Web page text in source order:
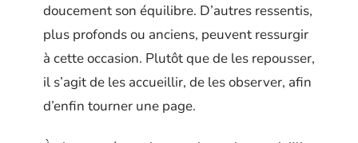
doucement son équilibre. D’autres ressentis,
plus profonds ou anciens, peuvent ressurgir
à cette occasion. Plutôt que de les repousser,
il s’agit de les accueillir, de les observer, afin
d’enfin tourner une page.